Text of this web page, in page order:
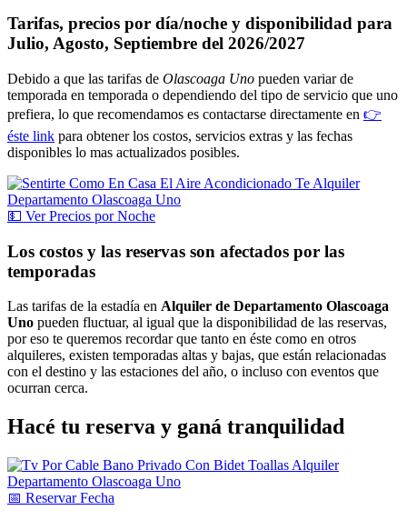
Tarifas, precios por día/noche y disponibilidad para
Julio, Agosto, Septiembre del 2026/2027
Debido a que las tarifas de Olascoaga Uno pueden variar de
temporada en temporada o dependiendo del tipo de servicio que uno
prefiera, lo que recomendamos es contactarse directamente en 👉
éste link para obtener los costos, servicios extras y las fechas
disponibles lo mas actualizados posibles.
💵 VerPrecios por Noche
Los costos y las reservas son afectados por las
temporadas
Las tarifas de la estadía en Alquiler de Departamento Olascoaga
Uno pueden fluctuar, al igual que la disponibilidad de las reservas,
por eso te queremos recordar que tanto en éste como en otros
alquileres, existen temporadas altas y bajas, que están relacionadas
con el destino y las estaciones del año, o incluso con eventos que
ocurran cerca.
Hacé tu reserva y ganá tranquilidad
📅 ReservarFecha